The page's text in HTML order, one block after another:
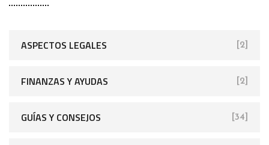
ASPECTOS LEGALES [2]
FINANZAS Y AYUDAS [2]
GUÍAS Y CONSEJOS [34]